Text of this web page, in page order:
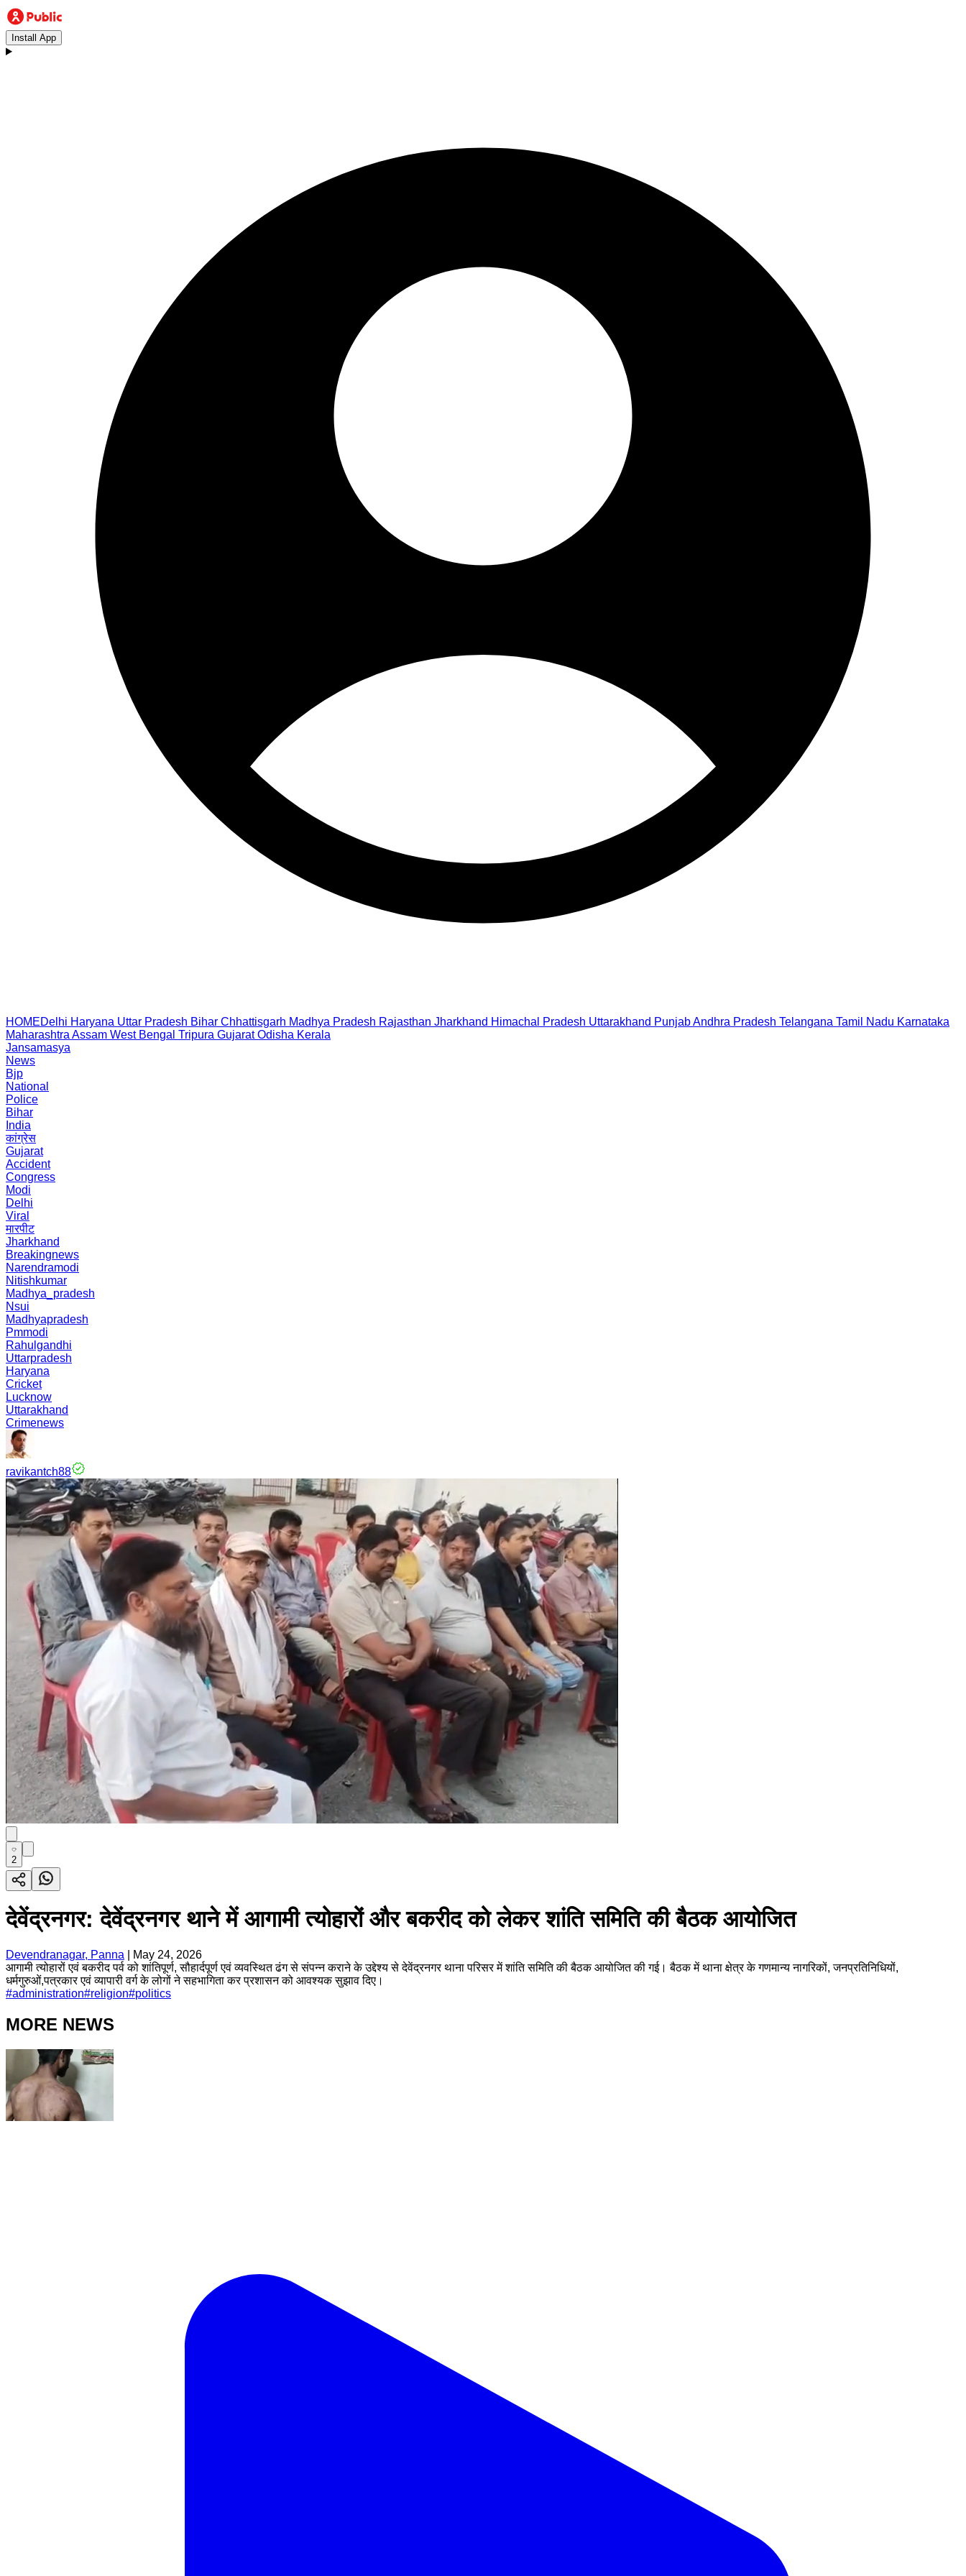
Install App
HOMEDelhi Haryana Uttar Pradesh Bihar Chhattisgarh Madhya Pradesh Rajasthan Jharkhand Himachal Pradesh Uttarakhand PunjabAndhra Pradesh Telangana Tamil Nadu Karnataka
Maharashtra Assam West Bengal Tripura Gujarat Odisha Kerala
Jansamasya
News
Bjp
National
Police
Bihar
India
कांग्रेस
Gujarat
Accident
Congress
Modi
Delhi
Viral
मारपीट
Jharkhand
Breakingnews
Narendramodi
Nitishkumar
Madhya_pradesh
Nsui
Madhyapradesh
Pmmodi
Rahulgandhi
Uttarpradesh
Haryana
Cricket
Lucknow
Uttarakhand
Crimenews
ravikantch88
2
देवेंद्रनगर: देवेंद्रनगर थाने में आगामी त्योहारों और बकरीद को लेकर शांति समिति की बैठक आयोजित
Devendranagar, Panna
May 24, 2026
आगामी त्योहारों एवं बकरीद पर्व को शांतिपूर्ण, सौहार्दपूर्ण एवं व्यवस्थित ढंग से संपन्न कराने के उद्देश्य से देवेंद्रनगर थाना परिसर में शांति समिति की बैठक आयोजित की गई। बैठक में थाना क्षेत्र के गणमान्य नागरिकों, जनप्रतिनिधियों,
धर्मगुरुओं,पत्रकार एवं व्यापारी वर्ग के लोगों ने सहभागिता कर प्रशासन को आवश्यक सुझाव दिए।
#administration#religion#politics
MORE NEWS